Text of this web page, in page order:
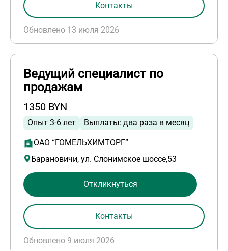
Обновлено 13 июля 2026
Контакты
Ведущий специалист по
продажам
1350 BYN
Опыт 3-6 лет Выплаты: два раза в месяц
ОАО “ГОМЕЛЬХИМТОРГ”
Барановичи, ул. Слонимское шоссе,53
Обновлено 9 июля 2026
Откликнуться
Контакты